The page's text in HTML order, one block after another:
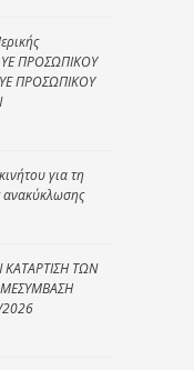
ΥΕ ΠΡΟΣΩΠΙΚΟΥ
ΠΡΟΣΩΠΙΚΟΥ
για τη
ανακύκλωσης
ΚΑΤΑΡΤΙΣΗ ΤΩΝ